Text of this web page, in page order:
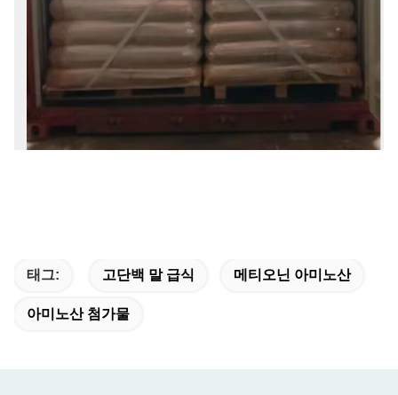
태그: 고단백 말 급식 메티오닌 아미노산
아미노산 첨가물